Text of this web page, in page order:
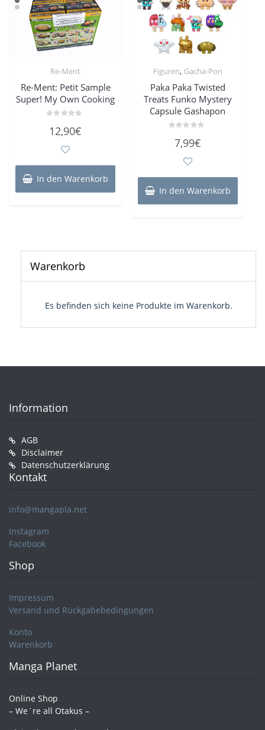
Re-Ment
Re-Ment: Petit Sample
Super! My Own Cooking
mit
12,90€
In den Warenkorb
Figuren, Gacha-Pon
Paka Paka Twisted
Treats Funko Mystery
Capsule Gashapon
mit
7,99€
In den Warenkorb
Warenkorb
Es befinden sich keine Produkte im Warenkorb.
Information
AGB
Disclaimer
Datenschutzerklärung
Kontakt
info@mangapla.net
Instagram
Facebook
Shop
Impressum
Versand und Rückgabebedingungen
Konto
Warenkorb
Manga Planet
Online Shop
– We´re all Otakus –